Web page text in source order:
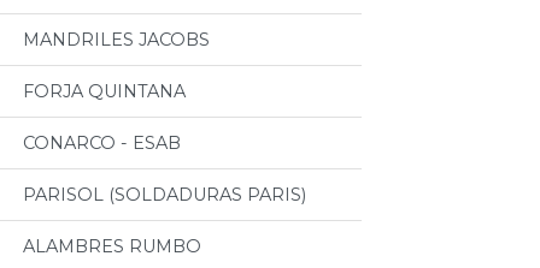
MANDRILES JACOBS
FORJA QUINTANA
CONARCO - ESAB
PARISOL (SOLDADURAS PARIS)
ALAMBRES RUMBO